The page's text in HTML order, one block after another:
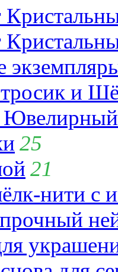
и
25
21
нити с